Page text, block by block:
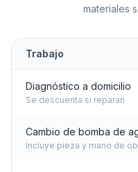
materiales
Trabajo
Diagnóstico a domicilio
Se descuenta si reparan
Cambio de bomba de
Incluye pieza y mano de